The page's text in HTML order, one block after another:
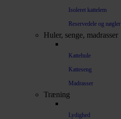
Isoleret kattelem
Reservedele og nøgler
Huler, senge, madrasser
Kattehule
Katteseng
Madrasser
Træning
Lydighed